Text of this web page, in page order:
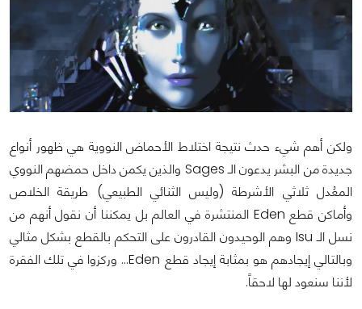
ولكن أهم شيء حدث نتيجة اختلاط الأحماض النووية هي ظهور أنواع
جديدة من البشر يدعون الـ Sages والذين يكمن داخل حمضهم النووي
المعُدل ثلاثي الأشرطة (وليس الثنائي الطبيعي) طريقة الخلاص
وأماكن قطع Eden المنتشرة في العالم بل يمكننا أن نقول أنهم من
نسل الـ Isu وهم الوحيدون القادرون على التحكم بالقطع بشكل مثالي
وبالتالي إيجادهم هو بمثابة إيجاد قطع Eden... وركزوا في تلك الفقرة
لأننا سنعود لها لاحقاً.